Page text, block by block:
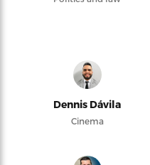
Dennis Dávila
Cinema